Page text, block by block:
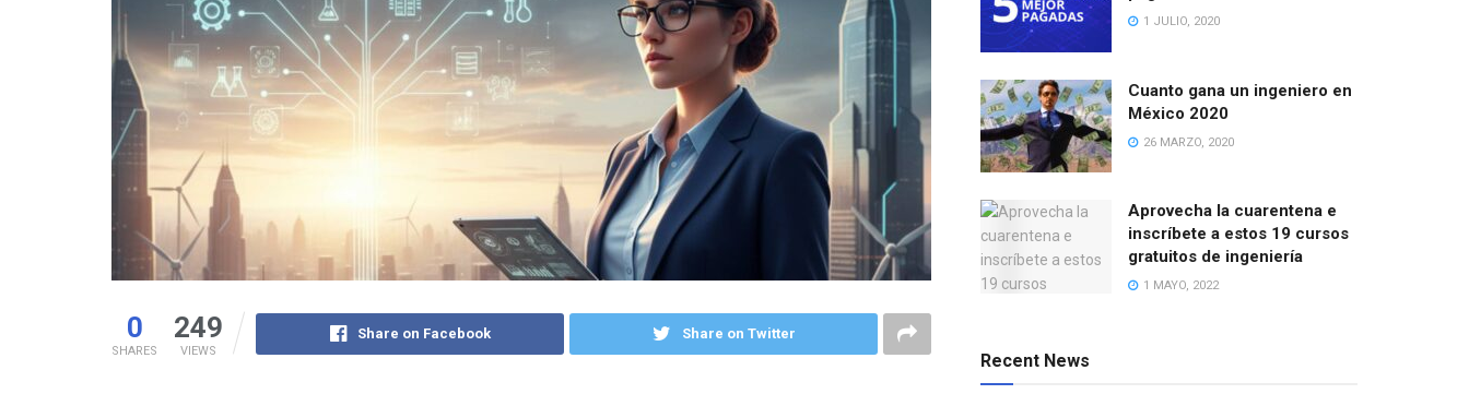
0
SHARES
249
VIEWS
Share on Facebook Share on Twitter
1 JULIO, 2020
Cuanto gana un ingeniero en
México 2020
26 MARZO, 2020
Aprovecha la cuarentena e
inscríbete a estos 19 cursos
gratuitos de ingeniería
1 MAYO, 2022
Recent News